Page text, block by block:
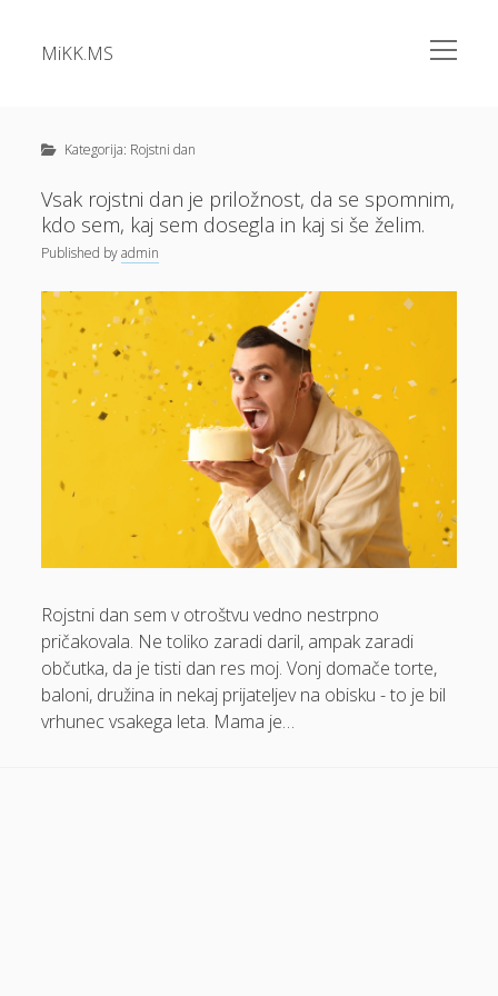
MiKK.MS
open
menu
Alu okna
Apartma Bovec
Bazeni Intex
Casino
Cene elektrike
Cvetlična korita
Dermatolog samoplačniško
Dokolenke
Domače olivno olje
Električna energija cena
Elektricna polnilnica
Energetika
Espd
Kategorija: Rojstni dan
Vsak rojstni dan je priložnost, da se spomnim,
kdo sem, kaj sem dosegla in kaj si še želim.
Published byadmin
Rojstni dan sem v otroštvu vedno nestrpno
pričakovala. Ne toliko zaradi daril, ampak zaradi
občutka, da je tisti dan res moj. Vonj domače torte,
baloni, družina in nekaj prijateljev na obisku - to je bil
vrhunec vsakega leta. Mama je…